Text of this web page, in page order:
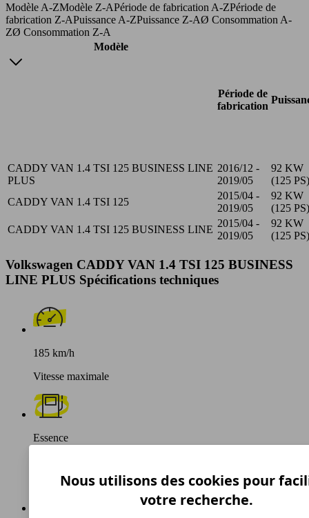
Modèle A-ZModèle Z-APériode de fabrication A-ZPériode de
fabrication Z-APuissance A-ZPuissance Z-AØ Consommation A-
ZØ Consommation Z-A
Modèle
Période de
fabrication
CADDY VAN 1.4 TSI 125 BUSINESS LINE
PLUS
2016/12 -
2019/05
92 KW
(125 PS)
CADDY VAN 1.4 TSI 125
2015/04 -
2019/05
92 KW
(125 PS)
CADDY VAN 1.4 TSI 125 BUSINESS LINE
2015/04 -
2019/05
92 KW
(125 PS)
Volkswagen CADDY VAN 1.4 TSI 125 BUSINESS
LINE PLUS Spécifications techniques
185 km/h
Vitesse maximale
Essence
Nous utilisons des cookies pour
votre recherche.